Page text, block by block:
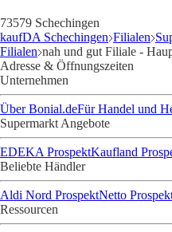
73579 Schechingen
kaufDA Schechingen Filialen
Filialen nah und gut Filiale -
Adresse & Öffnungszeiten
Unternehmen
Über Bonial.deFür Handel und
Supermarkt Angebote
EDEKA ProspektKaufland
Beliebte Händler
Aldi Nord ProspektNetto
Ressourcen